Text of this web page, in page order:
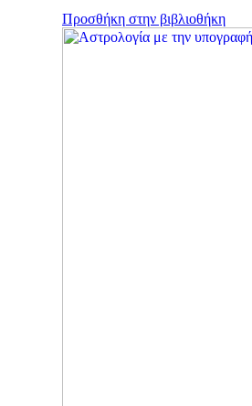
Προσθήκη στην βιβλιοθήκη